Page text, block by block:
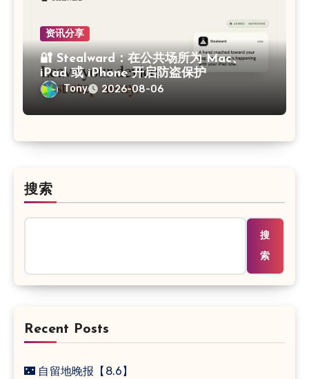
资讯分享
🔐 Stealward：在公共场所为 Mac、
iPad 或 iPhone 开启防盗保护
Tony 2026-08-06
搜索
搜
索
Recent Posts
🌃 自留地晚报【8.6】